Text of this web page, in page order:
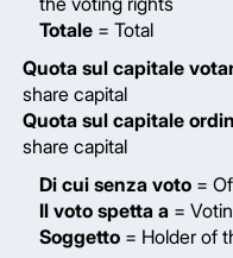
Totale = Total
Quota sul capitale
share capital
Quota sul capitale
share capital
Di cui senza voto =
Il voto spetta a =
Soggetto = Holder of